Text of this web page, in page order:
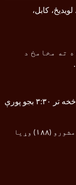
کابل،
ته مخامخ د
: د سهار له ۸:۳۰ بجو څخه تر ۳:۳۰ بجو پورې
(۱۸۸ ) وړیا